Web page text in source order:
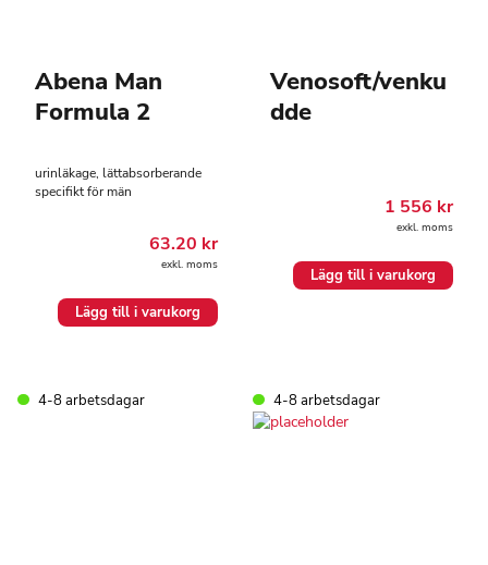
Abena Man
Formula 2
urinläkage, lättabsorberande
specifikt för män
63.20 kr
exkl. moms
Lägg till i varukorg
Venosoft/venku
dde
1 556 kr
exkl. moms
Lägg till i varukorg
4-8 arbetsdagar 4-8 arbetsdagar